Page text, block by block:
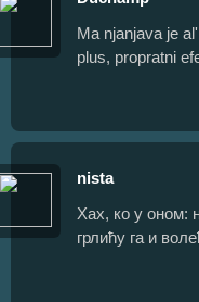
Ma njanjava je
plus, propratni
nista
Хах, ко у оном:
грлићу га и